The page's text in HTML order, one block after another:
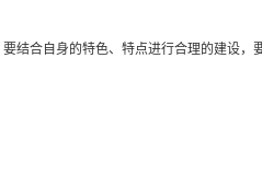
结合自身的特色、特点进行合理的建设，